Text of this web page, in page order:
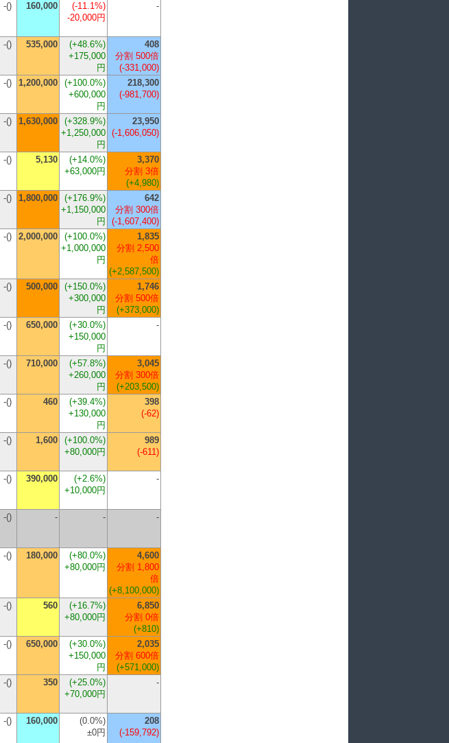
-() 160,000
(-11.1%)
-20,000円
-
-() 535,000
(+48.6%)
+175,000
円
408
分割 500倍
(-331,000)
-() 1,200,000
(+100.0%)
+600,000
円
218,300
(-981,700)
-() 1,630,000
(+328.9%)
+1,250,000
円
23,950
(-1,606,050)
-() 5,130
(+14.0%)
+63,000円
3,370
分割 3倍
(+4,980)
-() 1,800,000
(+176.9%)
+1,150,000
円
642
分割 300倍
(-1,607,400)
-() 2,000,000
(+100.0%)
+1,000,000
円
1,835
分割 2,500
倍
(+2,587,500)
-() 500,000
(+150.0%)
+300,000
円
1,746
分割 500倍
(+373,000)
-() 650,000
(+30.0%)
+150,000
円
-
-() 710,000
(+57.8%)
+260,000
円
3,045
分割 300倍
(+203,500)
-() 460
(+39.4%)
+130,000
円
398
(-62)
-() 1,600
(+100.0%)
+80,000円
989
(-611)
-() 390,000
(+2.6%)
+10,000円
-
-() - - -
-() 180,000
(+80.0%)
+80,000円
4,600
分割 1,800
倍
(+8,100,000)
-() 560
(+16.7%)
+80,000円
6,850
分割 0倍
(+810)
-() 650,000
(+30.0%)
+150,000
円
2,035
分割 600倍
(+571,000)
-() 350
(+25.0%)
+70,000円
-
-() 160,000
(0.0%)
±0円
208
(-159,792)